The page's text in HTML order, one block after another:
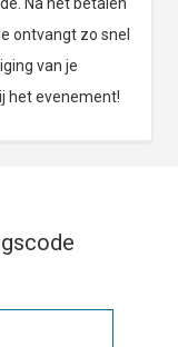
ontvangt zo snel
van je
het evenement!